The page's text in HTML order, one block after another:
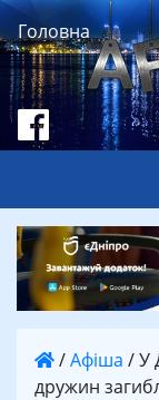
Головна
/Афіша /У
дружин